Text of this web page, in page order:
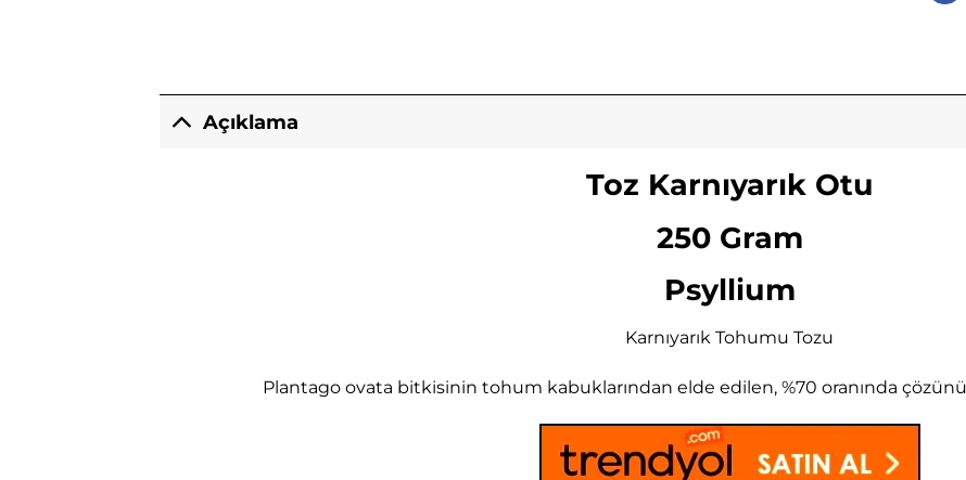
Açıklama
Toz Karnıyarık Otu
250 Gram
Psyllium
Karnıyarık Tohumu Tozu
Plantago ovata bitkisinin tohum kabuklarından elde edilen, %70 oranında